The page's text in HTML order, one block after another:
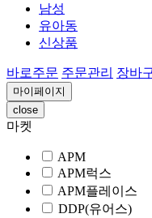
남성
유아동
신상품
바로주문 주문관리 장바
마이페이지
close
마켓
APM
APM럭스
APM플레이스
DDP(유어스)